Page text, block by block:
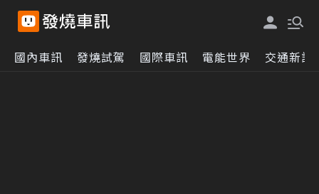
國內車訊 發燒試駕 國際車訊 電能世界 交通新訊